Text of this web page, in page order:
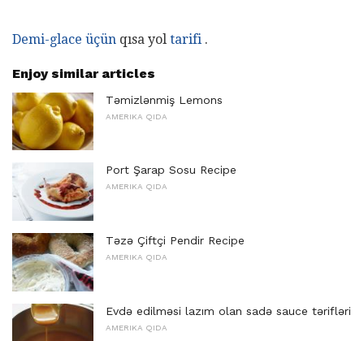
Demi-glace üçün qısa yol tarifi .
Enjoy similar articles
Təmizlənmiş Lemons
AMERIKA QIDA
Port Şarap Sosu Recipe
AMERIKA QIDA
Təzə Çiftçi Pendir Recipe
AMERIKA QIDA
Evdə edilməsi lazım olan sadə sauce tərifləri
AMERIKA QIDA